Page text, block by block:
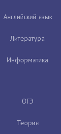
Английский язык
Литература
Информатика
ОГЭ
Теория